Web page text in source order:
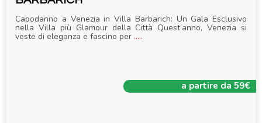
Capodanno a Venezia in Villa Barbarich: Un Gala Esclusivo
nella Villa più Glamour della Città Quest’anno, Venezia si
veste di eleganza e fascino per .....
a partire da 59€